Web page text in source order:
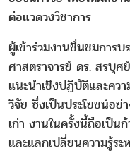
ต่อแวดวงวิชาการ
ผู้เข้าร่วมงานชื่นชมการ
ศาสตราจารย์ ดร. สรบุ
แนะนำเชิงปฏิบัติและคว
วิจัย ซึ่งเป็นประโยชน์อย่
เก่า งานในครั้งนี้ถือเป็น
และแลกเปลี่ยนความรู้ร